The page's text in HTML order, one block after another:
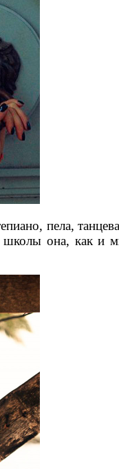
пела,
она, как и